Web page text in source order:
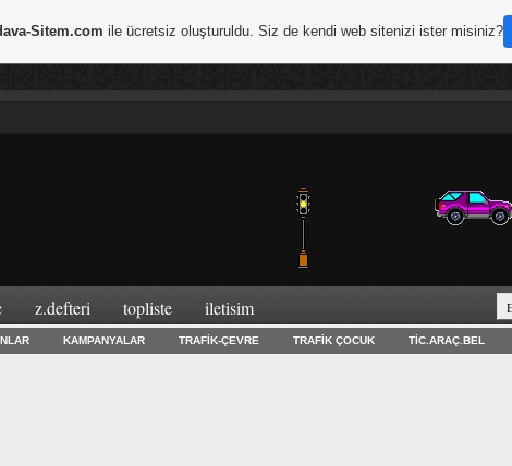
z.defteri̇ topli̇ste i̇leti̇si̇m
KAMPANYALAR TRAFIK-ÇEVRE TRAFIK ÇOCUK TIC.ARAÇ.BEL
Sitem.com ile ücretsiz oluşturuldu. Siz de kendi web sitenizi ister misiniz?